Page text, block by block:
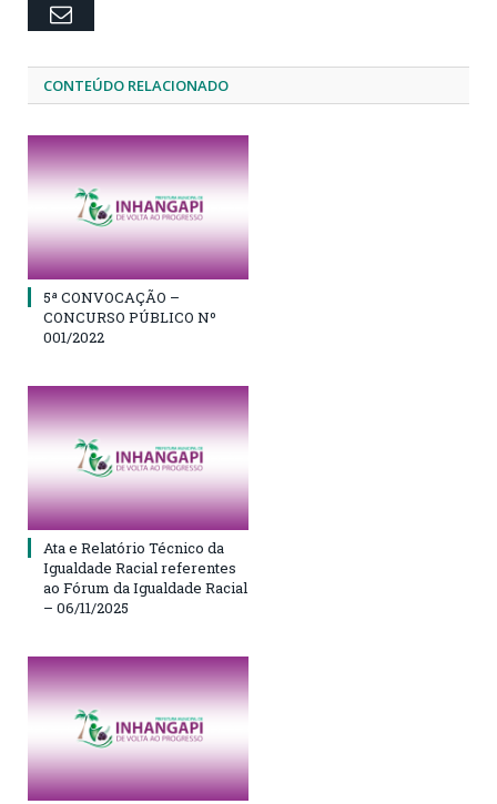
Email
CONTEÚDO RELACIONADO
5ª CONVOCAÇÃO –
CONCURSO PÚBLICO Nº
001/2022
Ata e Relatório Técnico da
Igualdade Racial referentes
ao Fórum da Igualdade Racial
– 06/11/2025